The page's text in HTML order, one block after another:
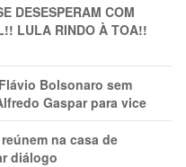
DESESPERAM COM
LULA RINDO À TOA!!
Bolsonaro sem
Gaspar para vice
na casa de
diálogo